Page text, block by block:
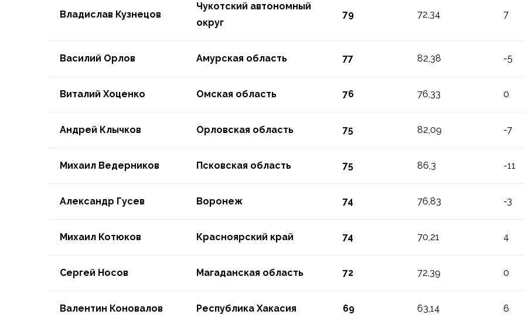
Владислав Кузнецов
Чукотский автономный
округ
79 72,34 7
Василий Орлов Амурская область 77 82,38 -5
Виталий Хоценко Омская область 76 76,33 0
Андрей Клычков Орловская область 75 82,09 -7
Михаил Ведерников Псковская область 75 86,3 -11
Александр Гусев Воронеж 74 76,83 -3
Михаил Котюков Красноярский край 74 70,21 4
Сергей Носов Магаданская область 72 72,39 0
Валентин Коновалов Республика Хакасия 69 63,14 6